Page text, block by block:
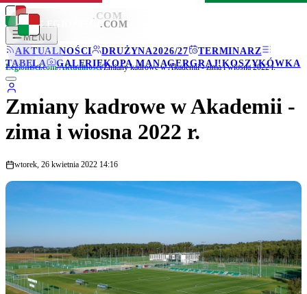
LEGIONISCI .COM
MENU
AKTUALNOŚCI
DRUŻYNA2026/27
TERMINARZ
TABELA
GALERIEKOPA MANAGERGRAJ!KOSZYKÓWKA
LEGIONISCI .COM
Legionisci.com/Aktualności/Zmiany kadrowe w Akademii - zima i wiosna 2022 r.
Zmiany kadrowe w Akademii -
zima i wiosna 2022 r.
wtorek, 26 kwietnia 2022 14:16